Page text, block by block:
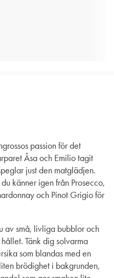
passion för det
Åsa och Emilio tagit
just den matglädjen.
känner igen från Prosecco,
och Pinot Grigio för
av små, livliga bubblor och
Tänk dig solvarma
som blandas med en
brödighet i bakgrunden,